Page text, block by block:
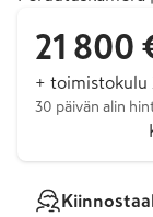
21 800
+ toimistokulu
30 päivän alin